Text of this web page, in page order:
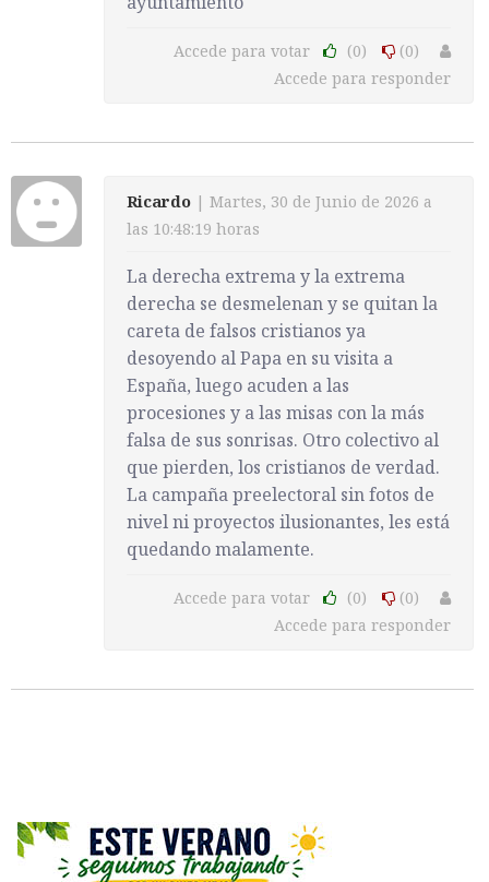
Accede para votar (0)
(0)
Accede para responder
Ricardo | Martes, 30 de Junio de 2026 a
las 10:48:19 horas
La derecha extrema y la extrema
derecha se desmelenan y se quitan la
careta de falsos cristianos ya
desoyendo al Papa en su visita a
España, luego acuden a las
procesiones y a las misas con la más
falsa de sus sonrisas. Otro colectivo al
que pierden, los cristianos de verdad.
La campaña preelectoral sin fotos de
nivel ni proyectos ilusionantes, les está
quedando malamente.
Accede para votar (0)
(0)
Accede para responder